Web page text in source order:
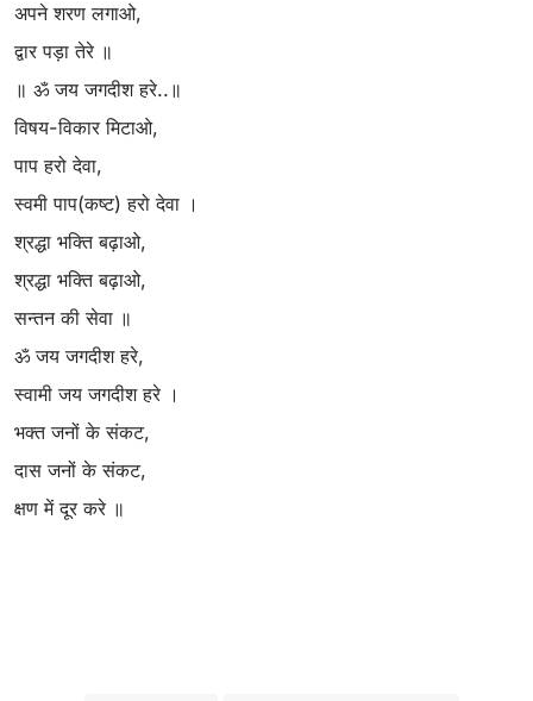
अपने शरण लगाओ,
द्वार पड़ा तेरे ॥
॥ ॐ जय जगदीश हरे..॥
विषय-विकार मिटाओ,
पाप हरो देवा,
स्वमी पाप(कष्ट) हरो देवा ।
श्रद्धा भक्ति बढ़ाओ,
श्रद्धा भक्ति बढ़ाओ,
सन्तन की सेवा ॥
ॐ जय जगदीश हरे,
स्वामी जय जगदीश हरे ।
भक्त जनों के संकट,
दास जनों के संकट,
क्षण में दूर करे ॥